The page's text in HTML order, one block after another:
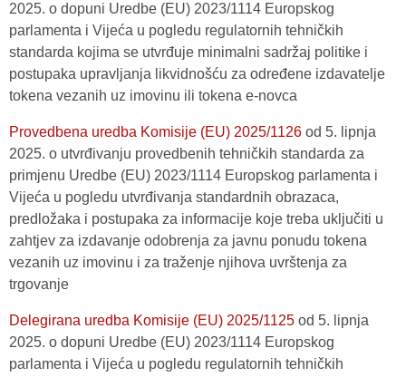
2025. o dopuni Uredbe (EU) 2023/1114 Europskog
parlamenta i Vijeća u pogledu regulatornih tehničkih
standarda kojima se utvrđuje minimalni sadržaj politike i
postupaka upravljanja likvidnošću za određene izdavatelje
tokena vezanih uz imovinu ili tokena e-novca
Provedbena uredba Komisije (EU) 2025/1126 оd 5. lipnja
2025. o utvrđivanju provedbenih tehničkih standarda za
primjenu Uredbe (EU) 2023/1114 Europskog parlamenta i
Vijeća u pogledu utvrđivanja standardnih obrazaca,
predložaka i postupaka za informacije koje treba uključiti u
zahtjev za izdavanje odobrenja za javnu ponudu tokena
vezanih uz imovinu i za traženje njihova uvrštenja za
trgovanje
Delegirana uredba Komisije (EU) 2025/1125 оd 5. lipnja
2025. o dopuni Uredbe (EU) 2023/1114 Europskog
parlamenta i Vijeća u pogledu regulatornih tehničkih